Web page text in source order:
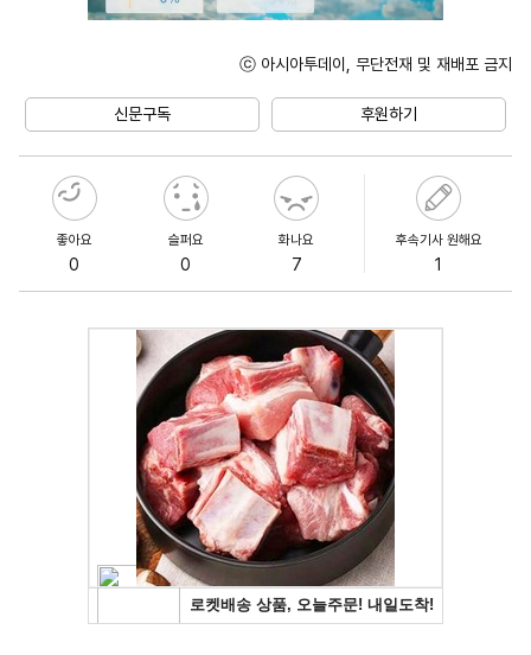
ⓒ 아시아투데이, 무단전재 및 재배포 금지
신문구독 후원하기
좋아요
0
슬퍼요
0
화나요
7
후속기사 원해요
1